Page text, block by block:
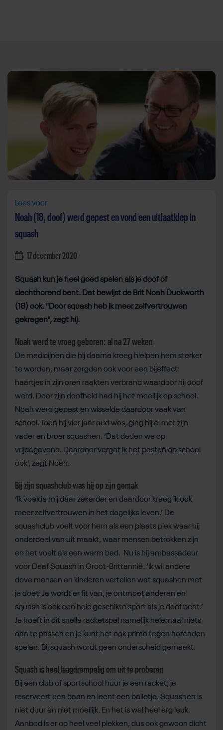
Direct door naar content
Lees voor
Noah (18, doof) werd gepest en vond een uitlaatklep in
squash
17 december 2020
Squash kun je heel goed spelen als je doof of
slechthorend bent. Dat bewijst de Brit Noah Duckworth
(18) ook. "Door squash heb ik meer zelfvertrouwen
gekregen", zegt hij.
Noah werd te vroeg geboren: al na 27 weken
De medicijnen die hij daarna kreeg hielpen hem sterker
te worden, maar zorgden ook voor een bijeffect:
haartjes in zijn oren raakten verbrand waardoor hij doof
werd. Door zijn doofheid had hij het moeilijk op school.
Noah werd gepest en wisselde daardoor vaak van
school. Toen hij vier jaar oud was, ging hij al met zijn
vader en broer squashen. ‘Dat deden we op
vrijdagavond. Daardoor vergat ik het pesten op school
ook’, zegt Noah.
Bij zijn squashclub was hij op zijn gemak
‘Ik voelde mij daar zekerder en daardoor kreeg ik ook
meer zelfvertrouwen in het dagelijks leven.’ De
squashclub voelt voor hem als een plaats plek waar hij
onderdeel van uit maakt, waar mensen betrokken zijn
en het voelt als een warm bad. Nu is hij ambassadeur
voor Deaf Squash in Groot-Brittannië. ‘Ik wil andere
dove mensen en kinderen vertellen wat squashen met
je doet. Je wordt er fit van, je ontmoet anderen en
squash is ook een hele geschikte sport als je doof bent.’
Je hoeft in dit snelle racketspel namelijk helemaal niets
aan te passen en je kunt het ook prima tegen horenden
spelen. Bij squash wordt geen onderscheid gemaakt.
Squash is heel laagdrempelig om uit te proberen
Bij een club of sportschool huur je een racket, je
reserveert een baan en leent een balletje. Squashen is
niet duur en niet moeilijk. En het is wel heel erg leuk.
Aanbod is er op heel veel plekken, dus ook gewoon dicht